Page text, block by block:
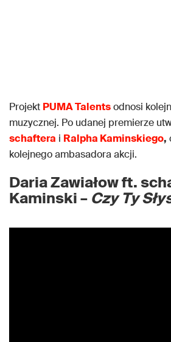
Projekt PUMA Talentsodnosi
muzycznej. Po udanej premierze
schaftera i Ralpha Kaminskiego,
kolejnego ambasadora akcji.
Daria Zawiałow ft.
Kaminski – Czy Ty